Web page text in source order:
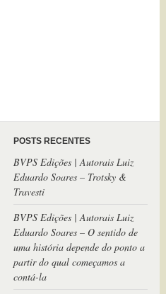
POSTS RECENTES
BVPS Edições | Autorais Luiz
Eduardo Soares – Trotsky &
Travesti
BVPS Edições | Autorais Luiz
Eduardo Soares – O sentido de
uma história depende do ponto a
partir do qual começamos a
contá-la